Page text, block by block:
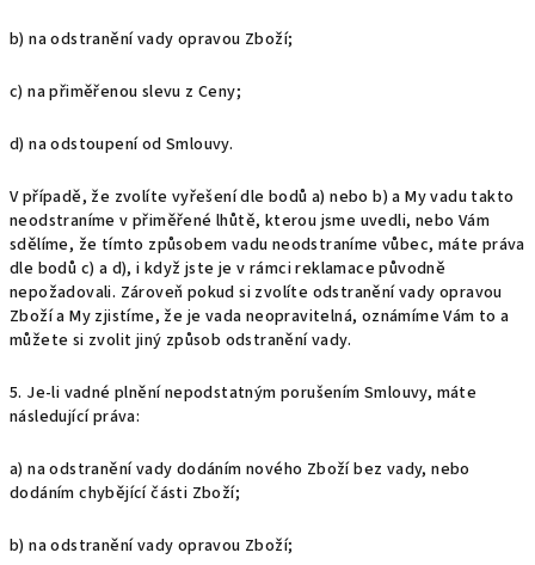
b) na odstranění vady opravou Zboží;
c) na přiměřenou slevu z Ceny;
d) na odstoupení od Smlouvy.
V případě, že zvolíte vyřešení dle bodů a) nebo b) a My vadu takto
neodstraníme v přiměřené lhůtě, kterou jsme uvedli, nebo Vám
sdělíme, že tímto způsobem vadu neodstraníme vůbec, máte práva
dle bodů c) a d), i když jste je v rámci reklamace původně
nepožadovali. Zároveň pokud si zvolíte odstranění vady opravou
Zboží a My zjistíme, že je vada neopravitelná, oznámíme Vám to a
můžete si zvolit jiný způsob odstranění vady.
5. Je-li vadné plnění nepodstatným porušením Smlouvy, máte
následující práva:
a) na odstranění vady dodáním nového Zboží bez vady, nebo
dodáním chybějící části Zboží;
b) na odstranění vady opravou Zboží;